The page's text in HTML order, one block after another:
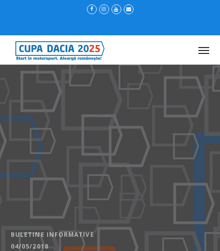
BULETINE INFORMATIVE
04/05/2018